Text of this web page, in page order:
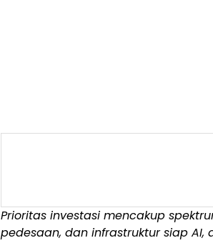
Prioritas investasi mencakup
pedesaan, dan infrastruktur siap AI,